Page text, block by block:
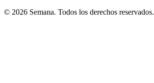
© 2026 Semana. Todos los derechos reservados.